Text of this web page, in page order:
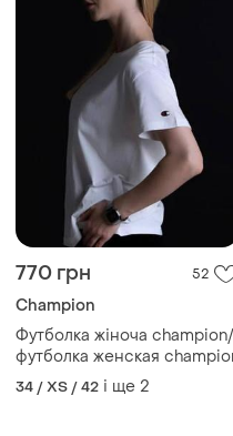
770 грн 52
Champion
Футболка жіноча champion/
футболка женская
34 / XS / 42
TOP